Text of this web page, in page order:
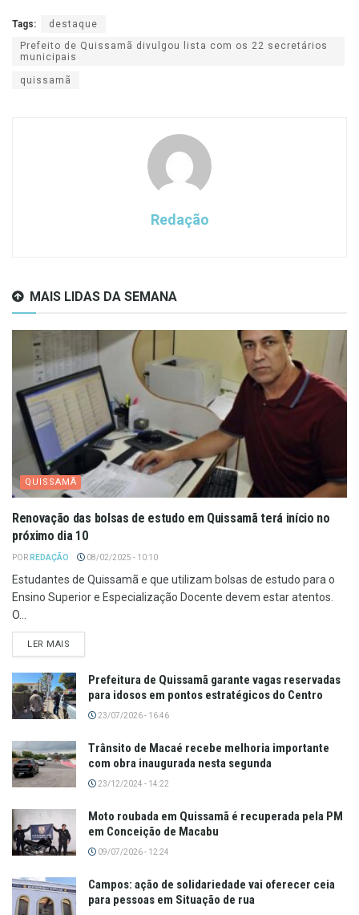
Tags:
destaque
Prefeito de Quissamã divulgou lista com os 22 secretários
municipais
quissamã
Redação
MAIS LIDAS DA SEMANA
QUISSAMÃ
Renovação das bolsas de estudo em Quissamã terá início no
próximo dia 10
POR REDAÇÃO 08/02/2025 - 10:10
Estudantes de Quissamã e que utilizam bolsas de estudo para o
Ensino Superior e Especialização Docente devem estar atentos.
O...
LER MAIS
Prefeitura de Quissamã garante vagas reservadas
para idosos em pontos estratégicos do Centro
23/07/2026 - 16:46
Trânsito de Macaé recebe melhoria importante
com obra inaugurada nesta segunda
23/12/2024 - 14:22
Moto roubada em Quissamã é recuperada pela PM
em Conceição de Macabu
09/07/2026 - 12:24
Campos: ação de solidariedade vai oferecer ceia
para pessoas em Situação de rua